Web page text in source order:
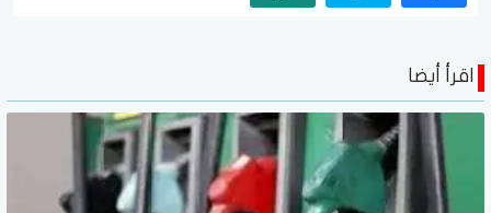
اقرأ أيضا